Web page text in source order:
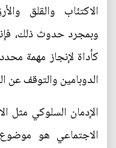
الاكتئاب والقلق
وبمجرد حدوث ذلك،
كأداة لإنجاز مهمة
الدوبامين والتوقف عن
الإدمان السلوكي مثل
الاجتماعي هو